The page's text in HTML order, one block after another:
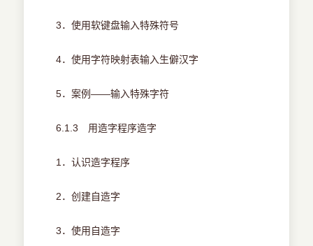
3．使用软键盘输入特殊符号
4．使用字符映射表输入生僻汉字
5．案例——输入特殊字符
6.1.3 用造字程序造字
1．认识造字程序
2．创建自造字
3．使用自造字